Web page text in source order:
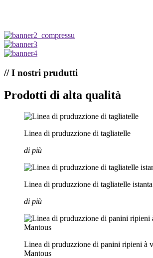
// I nostri prudutti
Prodotti di alta qualità
Linea di pruduzzione di tagliatelle
di più
Linea di pruduzzione di tagliatelle
di più
Linea di pruduzzione di panini ripieni à
Mantous